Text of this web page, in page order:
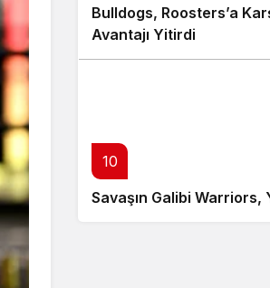
Bulldogs, Roosters’a
Avantajı Yitirdi
10
Savaşın Galibi Warriors,